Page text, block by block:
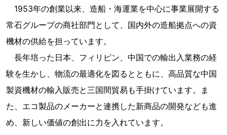
1953年の創業以来、造船・海運業を中心に事業展開する
常石グループの商社部門として、国内外の造船拠点への資
機材の供給を担っています。
長年培った日本、フィリピン、中国での輸出入業務の経
験を生かし、物流の最適化を図るとともに、高品質な中国
製資機材の輸入販売と三国間貿易も手掛けています。ま
た、エコ製品のメーカーと連携した新商品の開発なども進
め、新しい価値の創出に力を入れています。